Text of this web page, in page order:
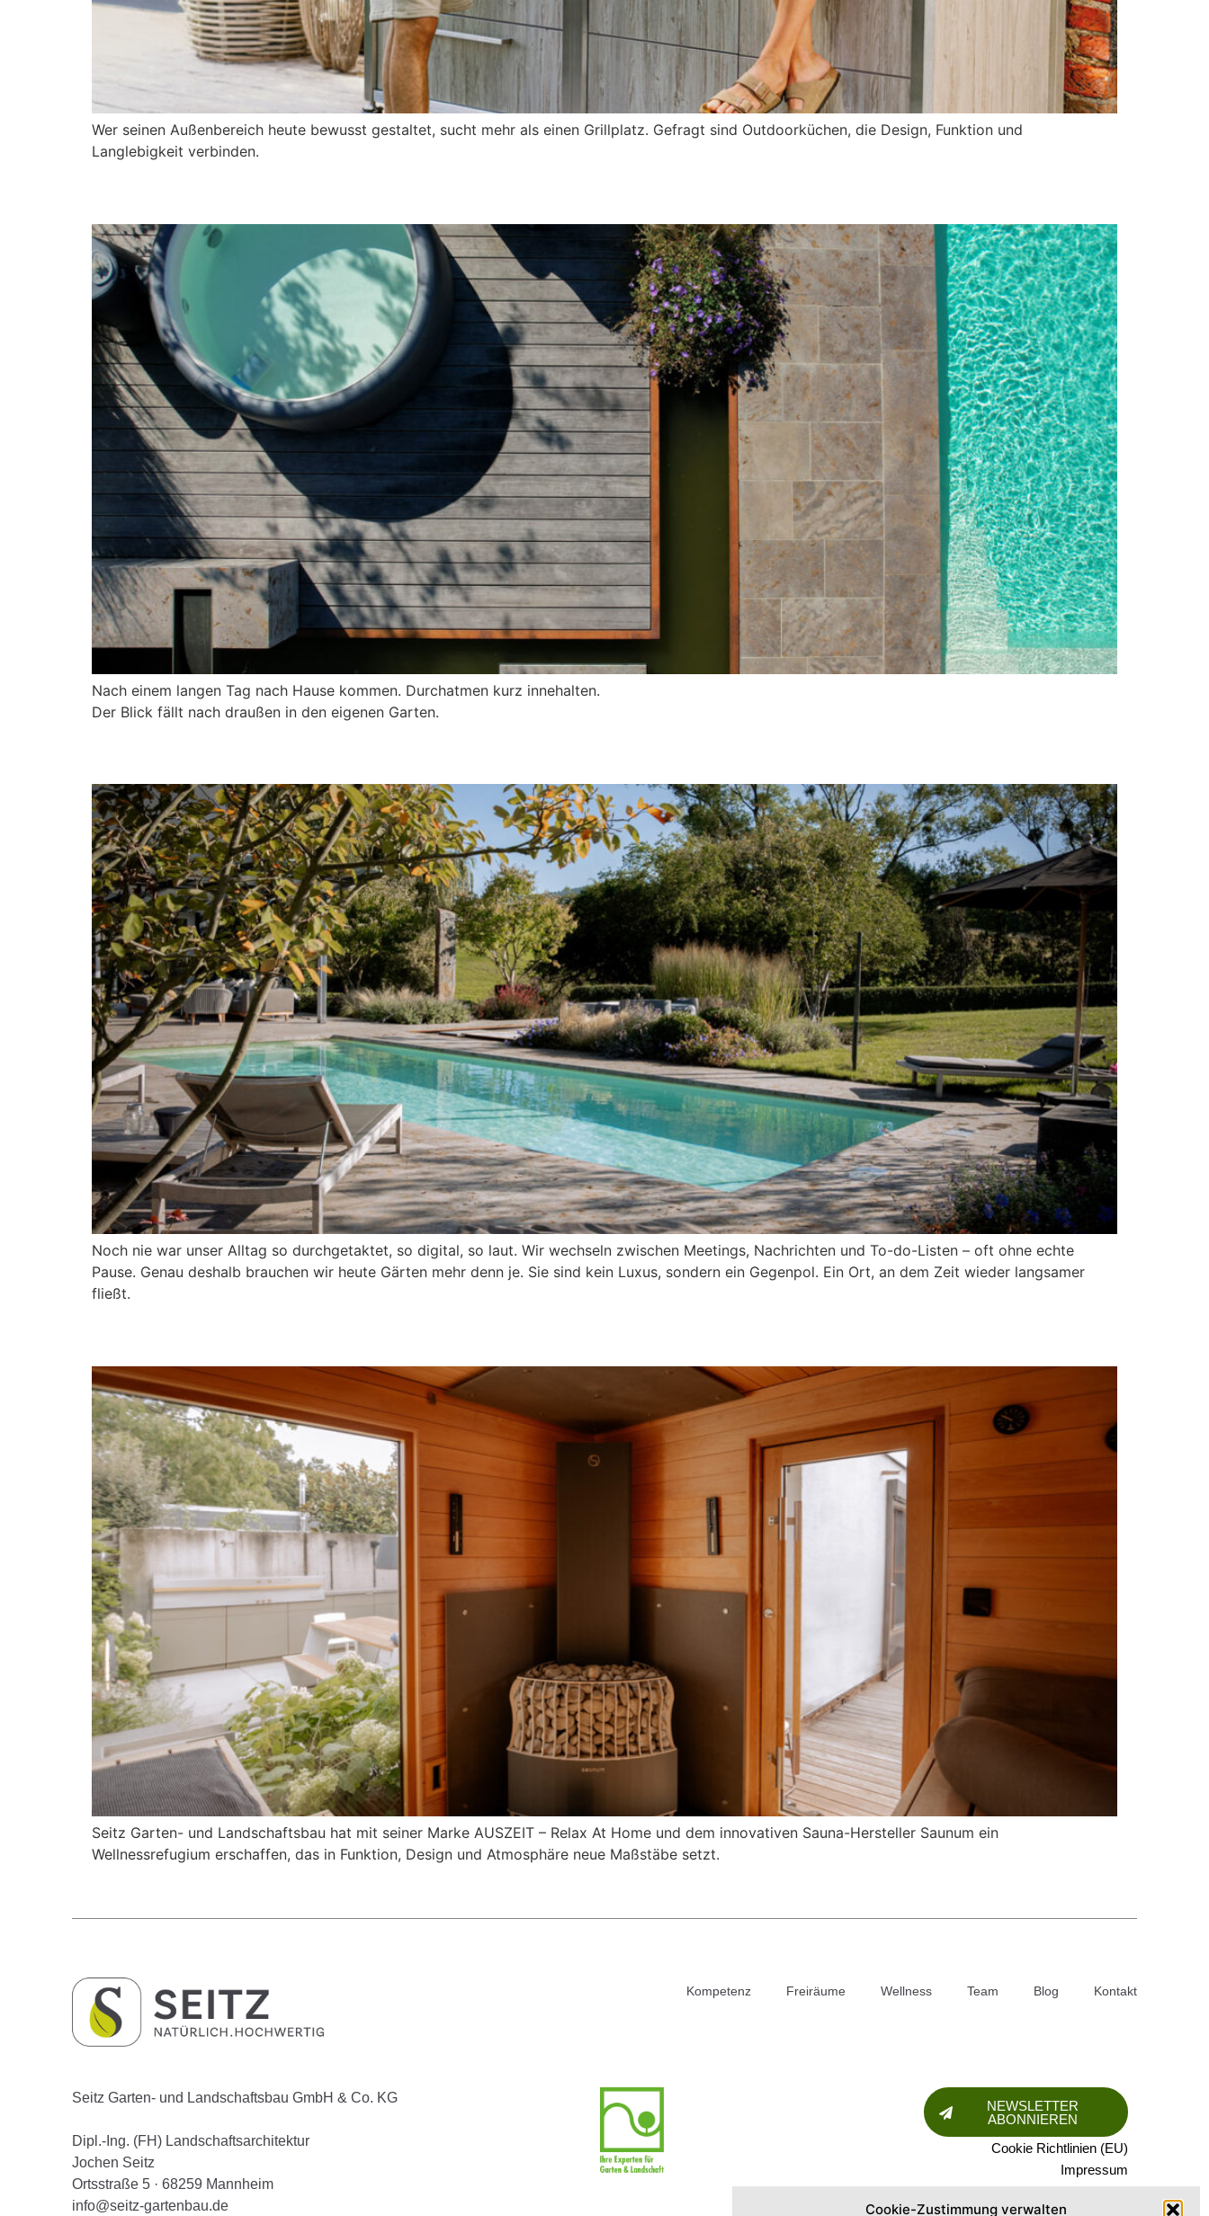
Cookie-Zustimmung verwalten
Wer seinen Außenbereich heute bewusst gestaltet, sucht mehr als einen Grillplatz. Gefragt sind Outdoorküchen, die Design, Funktion und
Langlebigkeit verbinden.
Nach einem langen Tag nach Hause kommen. Durchatmen kurz innehalten.
Der Blick fällt nach draußen in den eigenen Garten.
Noch nie war unser Alltag so durchgetaktet, so digital, so laut. Wir wechseln zwischen Meetings, Nachrichten und To-do-Listen – oft ohne echte
Pause. Genau deshalb brauchen wir heute Gärten mehr denn je. Sie sind kein Luxus, sondern ein Gegenpol. Ein Ort, an dem Zeit wieder langsamer
fließt.
Seitz Garten- und Landschaftsbau hat mit seiner Marke AUSZEIT – Relax At Home und dem innovativen Sauna-Hersteller Saunum ein
Wellnessrefugium erschaffen, das in Funktion, Design und Atmosphäre neue Maßstäbe setzt.
Kompetenz Freiräume Wellness Team Blog Kontakt
Seitz Garten- und Landschaftsbau GmbH & Co. KG
Dipl.-Ing. (FH) Landschaftsarchitektur
Jochen Seitz
Ortsstraße 5 · 68259 Mannheim
info@seitz-gartenbau.de
NEWSLETTER
ABONNIEREN
Cookie Richtlinien (EU)
Impressum
Datenschutz​